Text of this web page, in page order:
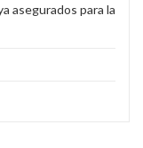
asegurados para la